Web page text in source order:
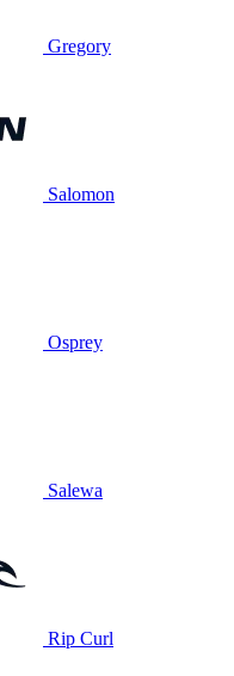
Gregory
Salomon
Osprey
Salewa
Rip Curl